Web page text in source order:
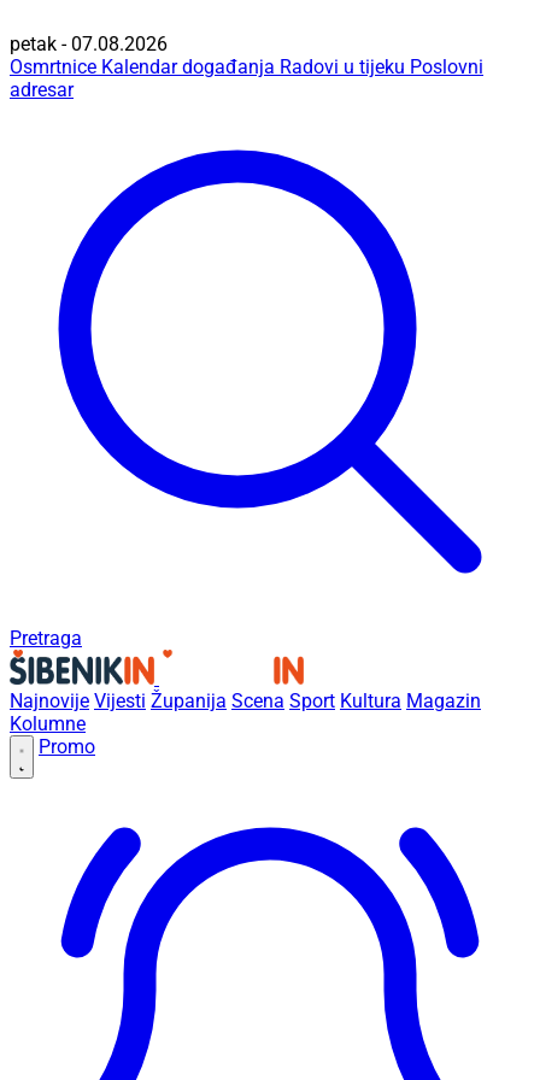
petak - 07.08.2026
Osmrtnice Kalendar događanja Radovi u tijeku Poslovni
adresar
Pretraga
Najnovije Vijesti Županija Scena Sport Kultura Magazin
Kolumne
Promo